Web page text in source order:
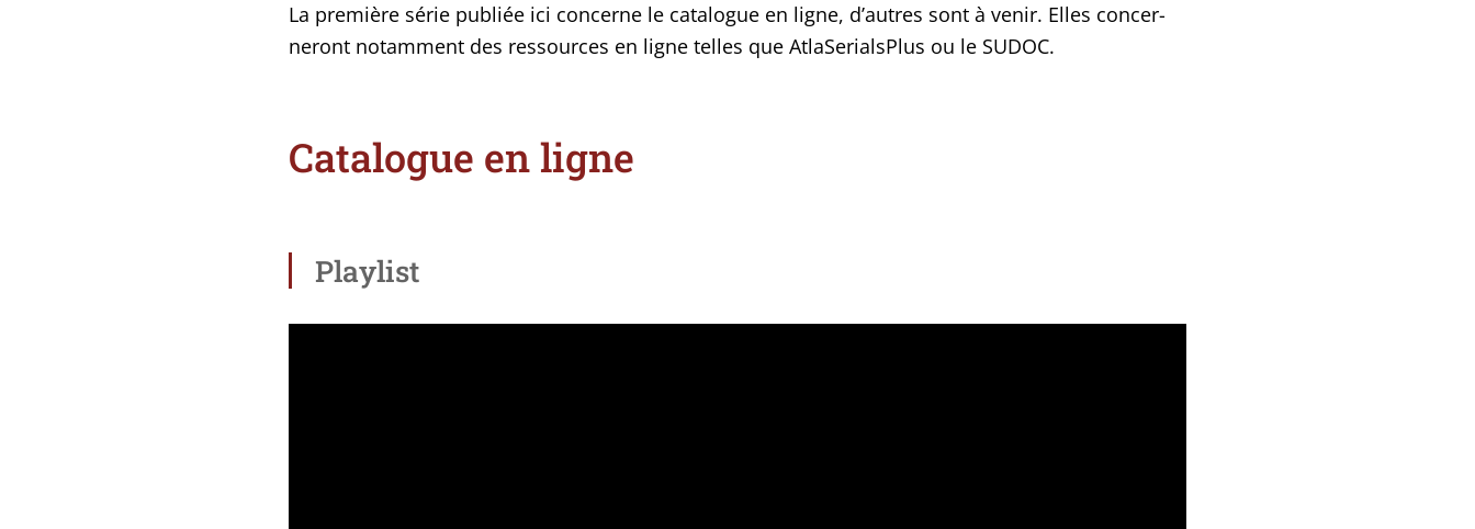
La pre­mière série publiée ici concerne le cata­logue en ligne, d’autres sont à venir. Elles concer­
ne­ront notam­ment des res­sources en ligne telles que AtlaSerialsPlus ou le SUDOC.
Catalogue en ligne
Playlist